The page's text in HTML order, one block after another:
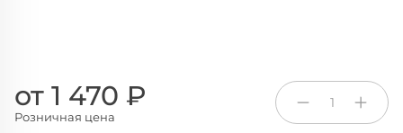
от 1 470 ₽
Розничная цена
1